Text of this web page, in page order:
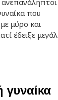
που
μύρο και
έδειξε